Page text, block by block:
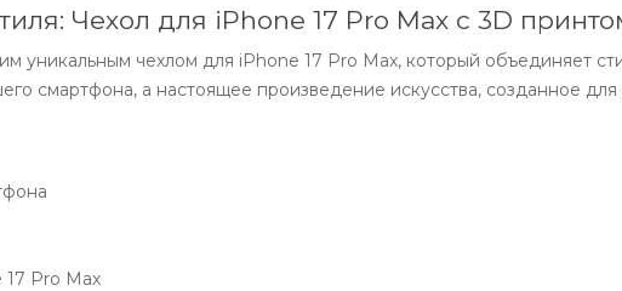
Чехол для iPhone 17 Pro Max с 3D
уникальным чехлом для iPhone 17 Pro Max, который объединяет
смартфона, а настоящее произведение искусства, созданное
17 Pro Max